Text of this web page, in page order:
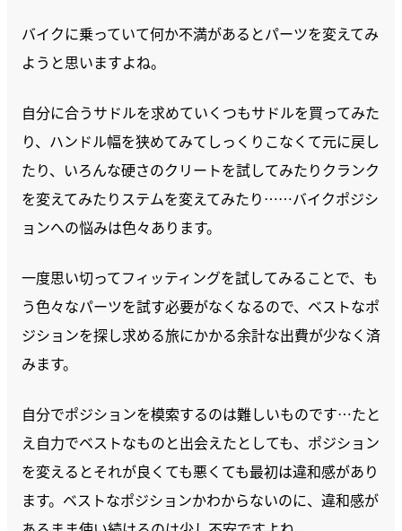
バイクに乗っていて何か不満があるとパーツを変えてみ
ようと思いますよね。
自分に合うサドルを求めていくつもサドルを買ってみた
り、ハンドル幅を狭めてみてしっくりこなくて元に戻し
たり、いろんな硬さのクリートを試してみたりクランク
を変えてみたりステムを変えてみたり……バイクポジシ
ョンへの悩みは色々あります。
一度思い切ってフィッティングを試してみることで、も
う色々なパーツを試す必要がなくなるので、ベストなポ
ジションを探し求める旅にかかる余計な出費が少なく済
みます。
自分でポジションを模索するのは難しいものです…たと
え自力でベストなものと出会えたとしても、ポジション
を変えるとそれが良くても悪くても最初は違和感があり
ます。ベストなポジションかわからないのに、違和感が